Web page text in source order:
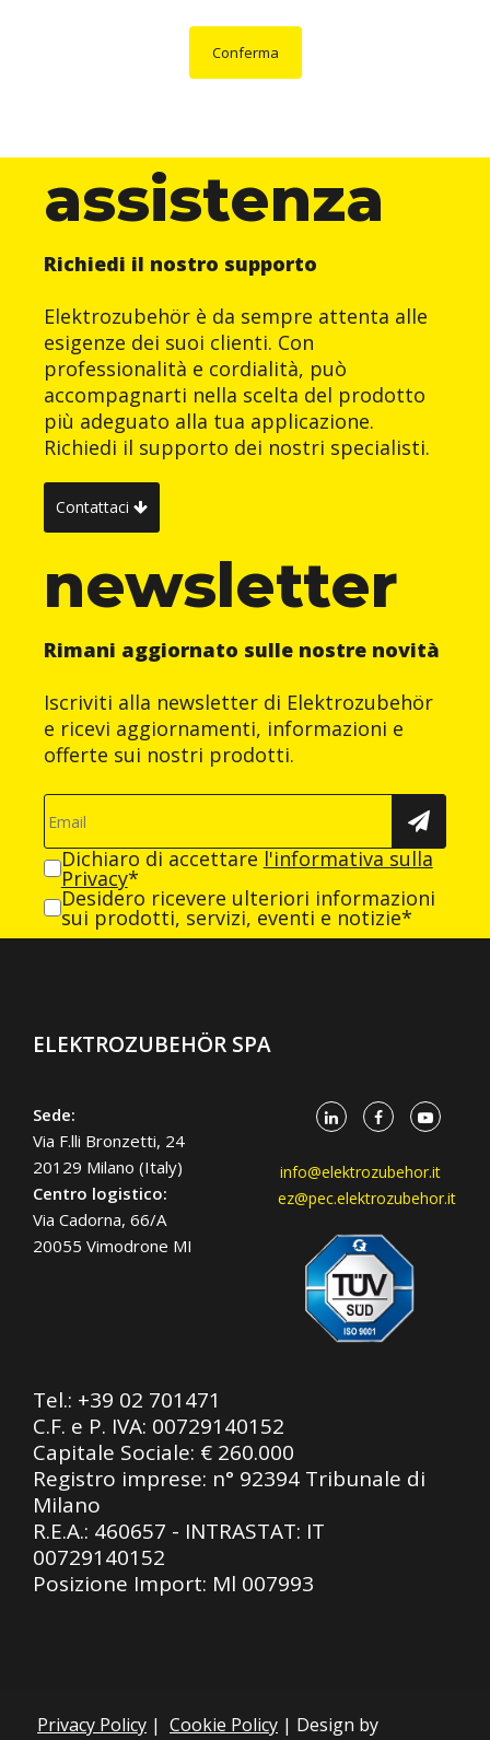
Conferma
assistenza
Richiedi il nostro supporto
Elektrozubehör è da sempre attenta alle
esigenze dei suoi clienti. Con
professionalità e cordialità, può
accompagnarti nella scelta del prodotto
più adeguato alla tua applicazione.
Richiedi il supporto dei nostri specialisti.
Contattaci
newsletter
Rimani aggiornato sulle nostre novità
Iscriviti alla newsletter di Elektrozubehör
e ricevi aggiornamenti, informazioni e
offerte sui nostri prodotti.
Dichiaro di accettare l'informativa sulla
Privacy*
Desidero ricevere ulteriori informazioni
sui prodotti, servizi, eventi e notizie*
ELEKTROZUBEHÖR SPA
Sede:
Via F.lli Bronzetti, 24
20129 Milano (Italy)
Centro logistico:
Via Cadorna, 66/A
20055 Vimodrone MI
info@elektrozubehor.it
ez@pec.elektrozubehor.it
Tel.: +39 02 701471
C.F. e P. IVA: 00729140152
Capitale Sociale: € 260.000
Registro imprese: n° 92394 Tribunale di
Milano
R.E.A.: 460657 - INTRASTAT: IT
00729140152
Posizione Import: Ml 007993
Privacy Policy | Cookie Policy | Design by